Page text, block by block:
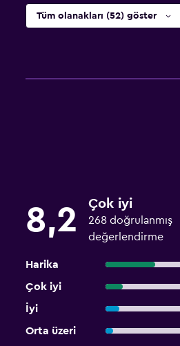
Tüm olanakları (52) göster
8,2 Çok iyi
268 doğrulanmış
değerlendirme
Harika
Çok iyi
İyi
Orta üzeri